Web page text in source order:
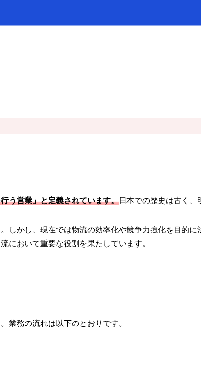
う営業」と定義されています。日本での歴史は古く
しかし、現在では物流の効率化や競争力強化を目的
において重要な役割を果たしています。
業務の流れは以下のとおりです。